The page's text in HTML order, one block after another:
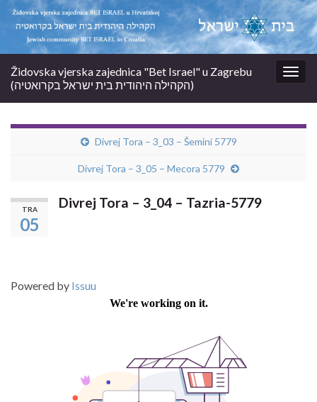
Židovska vjerska zajednica "Bet Israel" u Zagrebu
(הקהילה היהודית בית ישראל בקרואטיה)
Divrej Tora – 3_03 – Šemini 5779
Divrej Tora – 3_05 – Mecora 5779
TRA
05
Divrej Tora – 3_04 – Tazria-5779
Powered by Issuu